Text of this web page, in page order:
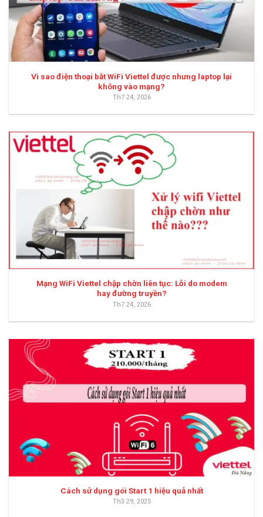
Vì sao điện thoại bắt WiFi Viettel được nhưng laptop lại
không vào mạng?
Th7 24, 2026
Mạng WiFi Viettel chập chờn liên tục: Lỗi do modem
hay đường truyền?
Th7 24, 2026
Cách sử dụng gói Start 1 hiệu quả nhất
Th3 29, 2025